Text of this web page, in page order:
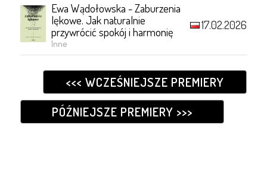
Ewa Wądołowska - Zaburzenia
lękowe. Jak naturalnie
przywrócić spokój i harmonię
Inne
17.02.2026
<<< WCZEŚNIEJSZE PREMIERY
PÓŹNIEJSZE PREMIERY >>>